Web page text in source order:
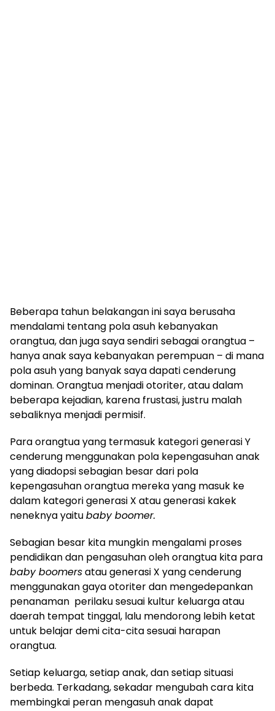
Beberapa tahun belakangan ini saya berusaha
mendalami tentang pola asuh kebanyakan
orangtua, dan juga saya sendiri sebagai orangtua –
hanya anak saya kebanyakan perempuan – di mana
pola asuh yang banyak saya dapati cenderung
dominan. Orangtua menjadi otoriter, atau dalam
beberapa kejadian, karena frustasi, justru malah
sebaliknya menjadi permisif.
Para orangtua yang termasuk kategori generasi Y
cenderung menggunakan pola kepengasuhan anak
yang diadopsi sebagian besar dari pola
kepengasuhan orangtua mereka yang masuk ke
dalam kategori generasi X atau generasi kakek
neneknya yaitubaby boomer.
Sebagian besar kita mungkin mengalami proses
pendidikan dan pengasuhan oleh orangtua kita para
baby boomersatau generasi X yang cenderung
menggunakan gaya otoriter dan mengedepankan
penanaman perilaku sesuai kultur keluarga atau
daerah tempat tinggal, lalu mendorong lebih ketat
untuk belajar demi cita-cita sesuai harapan
orangtua.
Setiap keluarga, setiap anak, dan setiap situasi
berbeda. Terkadang, sekadar mengubah cara kita
membingkai peran mengasuh anak dapat